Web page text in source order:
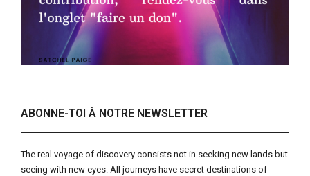
ABONNE-TOI À NOTRE NEWSLETTER
The real voyage of discovery consists not in seeking new lands but
seeing with new eyes. All journeys have secret destinations of